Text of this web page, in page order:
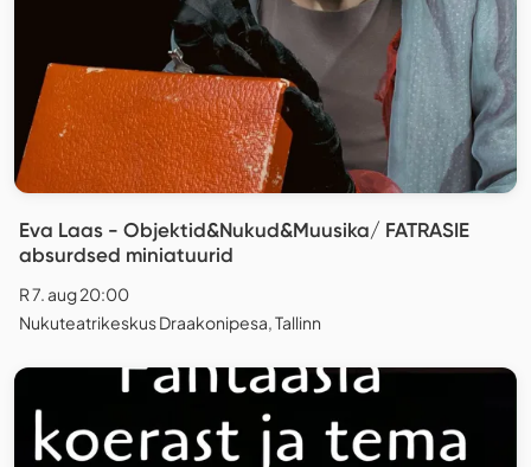
Eva Laas - Objektid&Nukud&Muusika/ FATRASIE
absurdsed miniatuurid
R 7. aug 20:00
Nukuteatrikeskus Draakonipesa, Tallinn